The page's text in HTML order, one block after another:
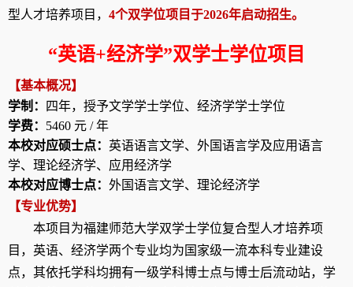
型人才培养项目， 4个双学位项目于2026年启动招生。
“英语+经济学”双学士学位项目
【基本概况】
学制：
四年，授予文学学士学位、经济学学士学位
学费： 5460 元 /年
本校对应硕士点： 英语语言文学、外国语言学及应用语言
学、理论经济学、应用经济学
本校对应博士点： 外国语言文学、理论经济学
【专业优势】
本项目为福建师范大学双学士学位复合型人才培养项
目，英语、经济学两个专业均为国家级一流本科专业建设
点，其依托学科均拥有一级学科博士点与博士后流动站，学